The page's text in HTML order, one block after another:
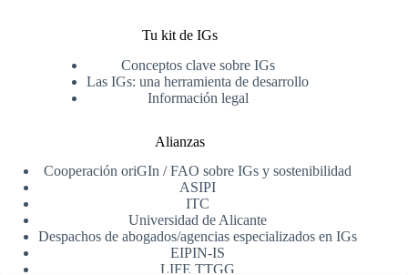
Tu kit de IGs
Conceptos clave sobre IGs
Las IGs: una herramienta de desarrollo
Información legal
Alianzas
Cooperación oriGIn / FAO sobre IGs y sostenibilidad
ASIPI
ITC
Universidad de Alicante
Despachos de abogados/agencias especializados en IGs
EIPIN-IS
LIFE TTGG